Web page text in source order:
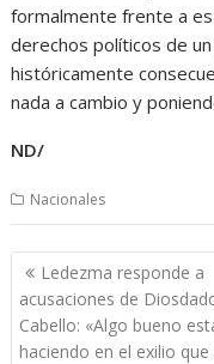
formalmente frente a
derechos políticos de
históricamente
nada a cambio y
ND/
Nacionales
Navegación
de
entradas
Ledezma responde a
acusaciones de
Cabello: «Algo bueno
haciendo en el exilio que